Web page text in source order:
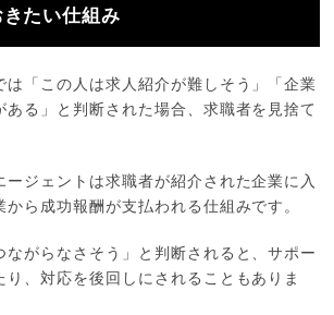
たい仕組み
は「この人は求人紹介が難しそう」「企業
ある」と判断された場合、求職者を見捨て
ージェントは求職者が紹介された企業に入
ら成功報酬が支払われる仕組みです。
ながらなさそう」と判断されると、サポー
り、対応を後回しにされることもありま